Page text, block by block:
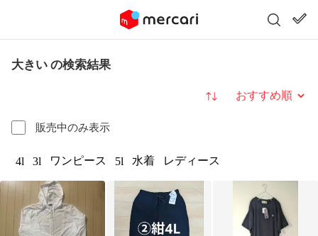
大きい の検索結果
販売中のみ表示
並び替え
4l 3l ワンピース 5l 水着 レディース